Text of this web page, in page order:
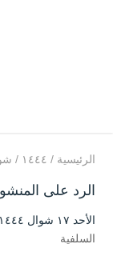
الرئيسية / ۱٤٤٤ /
الرد على
الأحد ۱۷ شوال ۱٤٤٤ هـ الموافق ۷ مايو ۲۰۲۳ مـ |
السلفية